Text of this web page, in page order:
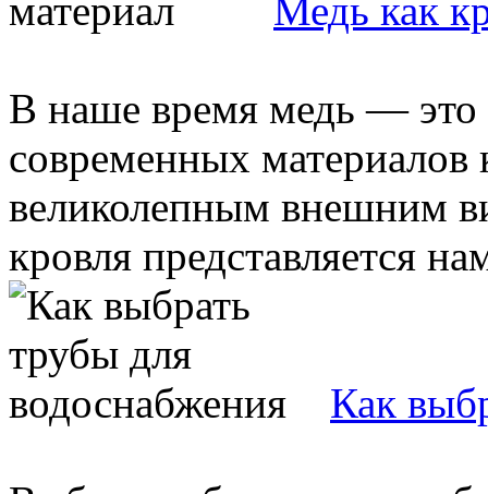
Медь как
В наше время медь —
современных материалов
великолепным внешним
кровля представляется
Как